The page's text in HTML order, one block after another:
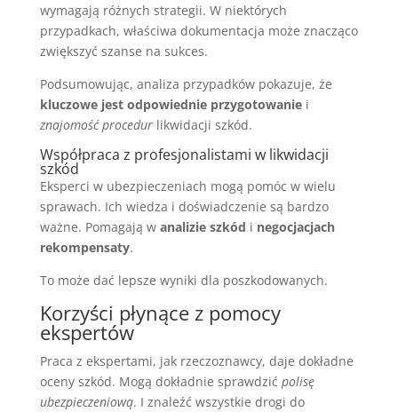
wymagają różnych strategii. W niektórych
przypadkach, właściwa dokumentacja może znacząco
zwiększyć szanse na sukces.
Podsumowując, analiza przypadków pokazuje, że
kluczowe jest odpowiednie przygotowaniei
znajomość procedurlikwidacji szkód.
Współpraca z profesjonalistami w likwidacji
szkód
Eksperci w ubezpieczeniach mogą pomóc w wielu
sprawach. Ich wiedza i doświadczenie są bardzo
ważne. Pomagają w analizie szkód i negocjacjach
rekompensaty.
To może dać lepsze wyniki dla poszkodowanych.
Korzyści płynące z pomocy
ekspertów
Praca z ekspertami, jak rzeczoznawcy, daje dokładne
oceny szkód. Mogą dokładnie sprawdzić polisę
ubezpieczeniową. I znaleźć wszystkie drogi do